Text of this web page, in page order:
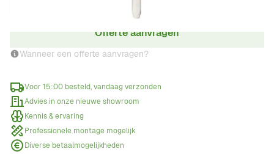
Offerte aanvragen
Wanneer een offerte aanvragen?
Voor 15:00 besteld, vandaag verzonden
Advies in onze nieuwe showroom
Kennis & ervaring
Professionele montage mogelijk
Diverse betaalmogelijkheden